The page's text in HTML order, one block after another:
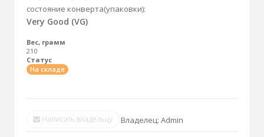
состояние конверта(упаковки):
Very Good (VG)
Вес, грамм
210
Статус
На складе
Написать владельцу Владелец: Admin